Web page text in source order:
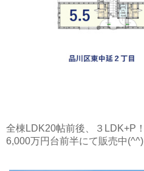
全棟LDK20帖前後、３LDK+P！
6,000万円台前半にて販売中(^^)